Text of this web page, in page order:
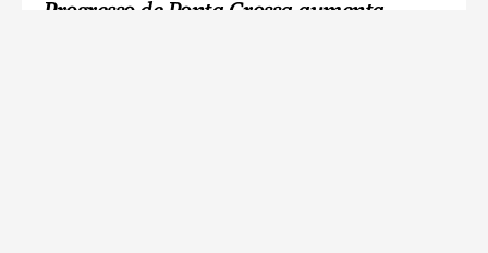
Progresso de Ponta Grossa aumenta